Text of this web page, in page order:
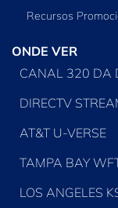
Recursos
ONDE VER
CANAL 320 DA
DIRECTV
AT&T U-VERSE
TAMPA BAY
LOS ANGELES